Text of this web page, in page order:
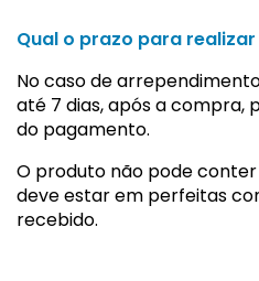
Qual o prazo para
No caso de
até 7 dias, após a compra,
do pagamento.
O produto não pode
deve estar em perfeitas
recebido.